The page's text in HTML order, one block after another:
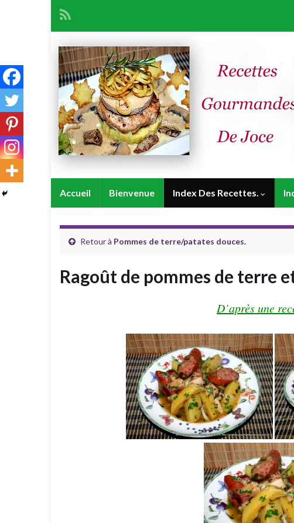
Accueil Bienvenue Index Des Recettes.
Retour à Pommes de terre/patates douces.
Ragoût de pommes de terre
D’après une